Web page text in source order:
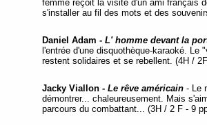
femme reçoit la visite d'un ami français
s'installer au fil des mots et des
Daniel Adam - L' homme devant la
l'entrée d'une disquothèque-karaoké. Le
restent solidaires et se rebellent. (4H /
Jacky Viallon - Le rêve américain - Le
démontrer... chaleureusement. Mais
parcours du combattant... (3H / 2 F - 9